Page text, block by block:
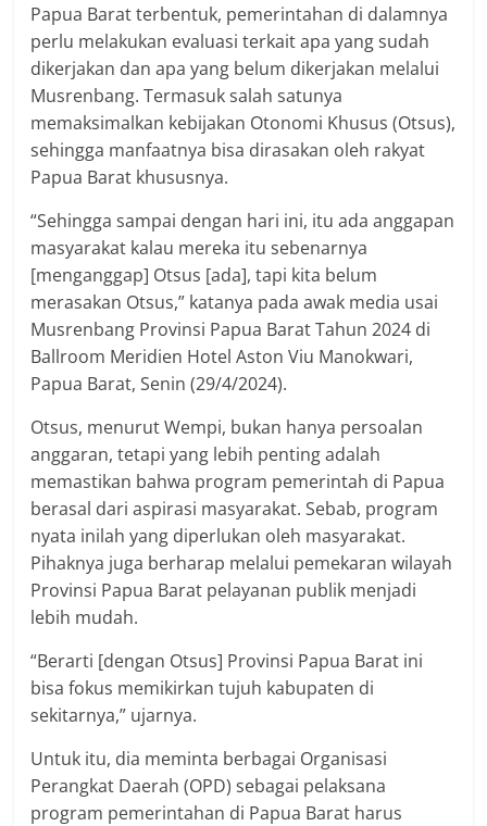
Papua Barat terbentuk, pemerintahan di dalamnya
perlu melakukan evaluasi terkait apa yang sudah
dikerjakan dan apa yang belum dikerjakan melalui
Musrenbang. Termasuk salah satunya
memaksimalkan kebijakan Otonomi Khusus (Otsus),
sehingga manfaatnya bisa dirasakan oleh rakyat
Papua Barat khususnya.
“Sehingga sampai dengan hari ini, itu ada anggapan
masyarakat kalau mereka itu sebenarnya
[menganggap] Otsus [ada], tapi kita belum
merasakan Otsus,” katanya pada awak media usai
Musrenbang Provinsi Papua Barat Tahun 2024 di
Ballroom Meridien Hotel Aston Viu Manokwari,
Papua Barat, Senin (29/4/2024).
Otsus, menurut Wempi, bukan hanya persoalan
anggaran, tetapi yang lebih penting adalah
memastikan bahwa program pemerintah di Papua
berasal dari aspirasi masyarakat. Sebab, program
nyata inilah yang diperlukan oleh masyarakat.
Pihaknya juga berharap melalui pemekaran wilayah
Provinsi Papua Barat pelayanan publik menjadi
lebih mudah.
“Berarti [dengan Otsus] Provinsi Papua Barat ini
bisa fokus memikirkan tujuh kabupaten di
sekitarnya,” ujarnya.
Untuk itu, dia meminta berbagai Organisasi
Perangkat Daerah (OPD) sebagai pelaksana
program pemerintahan di Papua Barat harus